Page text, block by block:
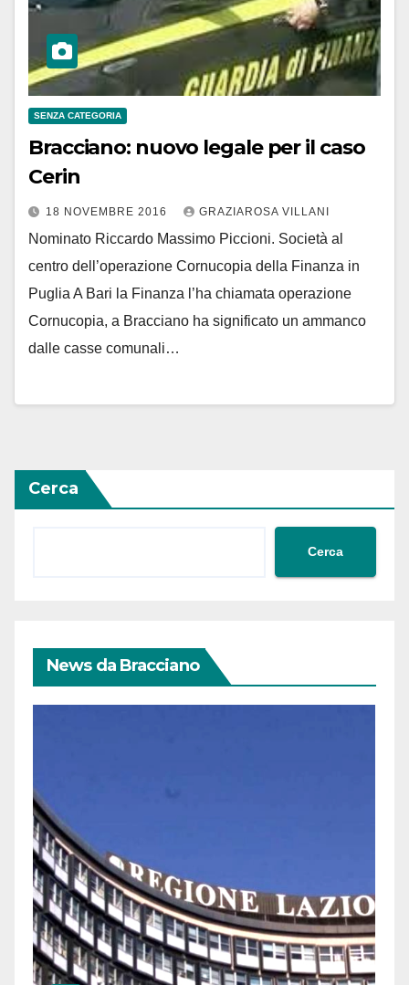
SENZA CATEGORIA
Bracciano: nuovo legale per il caso
Cerin
18 NOVEMBRE 2016 GRAZIAROSA VILLANI
Nominato Riccardo Massimo Piccioni. Società al
centro dell’operazione Cornucopia della Finanza in
Puglia A Bari la Finanza l’ha chiamata operazione
Cornucopia, a Bracciano ha significato un ammanco
dalle casse comunali…
Cerca
Cerca
News da Bracciano